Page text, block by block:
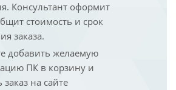
Консультант оформит
стоимость и срок
заказа.
добавить желаемую
ПК в корзину и
на сайте